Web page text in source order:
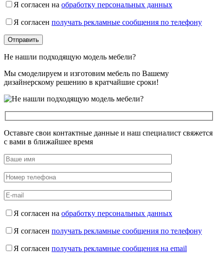
Я согласен на обработку персональных данных
Я согласен получать рекламные сообщения по телефону
Не нашли подходящую модель мебели?
Мы смоделируем и изготовим мебель по Вашему
дизайнерскому решению в кратчайшие сроки!
Оставьте свои контактные данные и наш специалист свяжется
с вами в ближайшее время
Я согласен на обработку персональных данных
Я согласен получать рекламные сообщения по телефону
Я согласен получать рекламные сообщения на email